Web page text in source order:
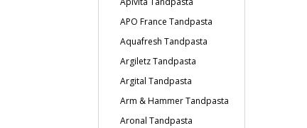
APO France Tandpasta
Aquafresh Tandpasta
Argiletz Tandpasta
Argital Tandpasta
Arm & Hammer Tandpasta
Aronal Tandpasta